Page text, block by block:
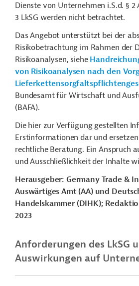
Dienste von Unternehmen i.S.d. § 2
3 LkSG werden nicht betrachtet.
Das Angebot unterstützt bei der
Risikobetrachtung im Rahmen der
Risikoanalysen, siehe
von Risikoanalysen nach den
Bundesamt für Wirtschaft und
(BAFA).
Die hier zur Verfügung gestellten
Erstinformationen dar und
rechtliche Beratung. Ein Anspruch
und Ausschließlichkeit der Inhalte
Herausgeber: Germany Trade &
Auswärtiges Amt (AA) und
Handelskammer (DIHK);
2023
Anforderungen des LkSG
Auswirkungen auf